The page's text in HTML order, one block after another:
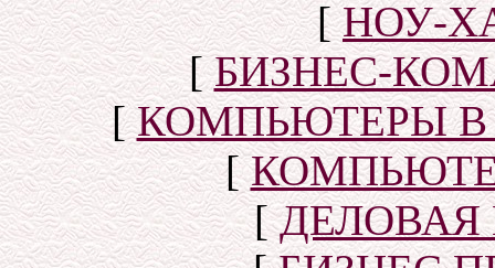
[НОУ-
[БИЗНЕС-
[КОМПЬЮТЕРЫ В
[
[